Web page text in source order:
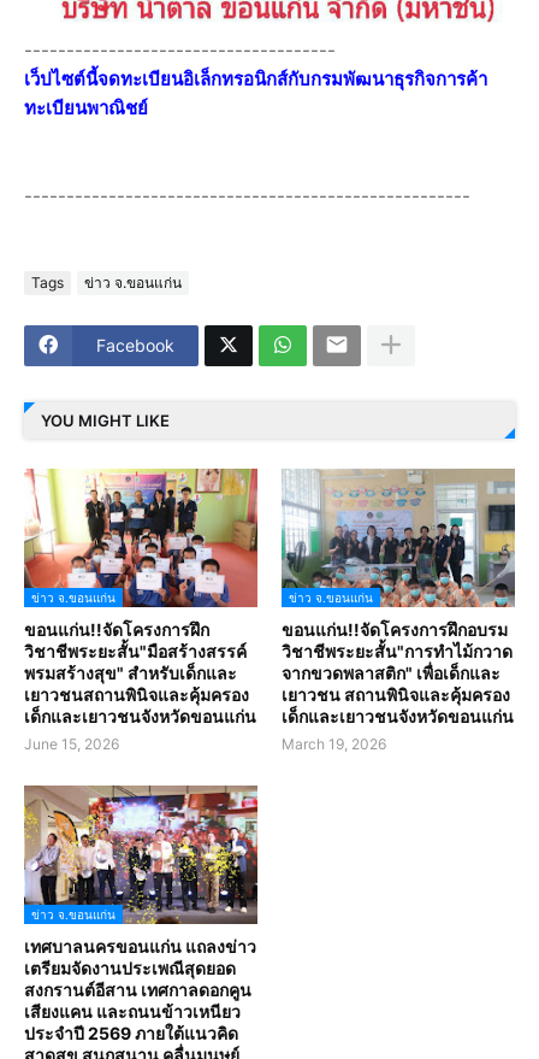
-------------------------------------
เว็ปไซต์นี้จดทะเบียนอิเล็กทรอนิกส์กับกรมพัฒนาธุรกิจการค้า
ทะเบียนพาณิชย์
-----------------------------------------------------
Tags ข่าว จ.ขอนแก่น
Facebook
YOU MIGHT LIKE
ข่าว จ.ขอนแก่น
ขอนแก่น!!จัดโครงการฝึก
วิชาชีพระยะสั้น"มือสร้างสรรค์
พรมสร้างสุข" สำหรับเด็กและ
เยาวชนสถานพินิจและคุ้มครอง
เด็กและเยาวชนจังหวัดขอนแก่น
June 15, 2026
ข่าว จ.ขอนแก่น
ขอนแก่น!!จัดโครงการฝึกอบรม
วิชาชีพระยะสั้น"การทำไม้กวาด
จากขวดพลาสติก" เพื่อเด็กและ
เยาวชน สถานพินิจและคุ้มครอง
เด็กและเยาวชนจังหวัดขอนแก่น
March 19, 2026
ข่าว จ.ขอนแก่น
เทศบาลนครขอนแก่น แถลงข่าว
เตรียมจัดงานประเพณีสุดยอด
สงกรานต์อีสาน เทศกาลดอกคูน
เสียงแคน และถนนข้าวเหนียว
ประจำปี 2569 ภายใต้แนวคิด
สาดสุข สนุกสนาน คลื่นมนุษย์